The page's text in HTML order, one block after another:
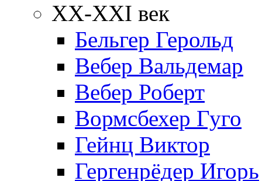
ХХ-XXI век
Бельгер Герольд
Вебер Вальдемар
Вебер Роберт
Вормсбехер Гуго
Гейнц Виктор
Гергенрёдер Игорь